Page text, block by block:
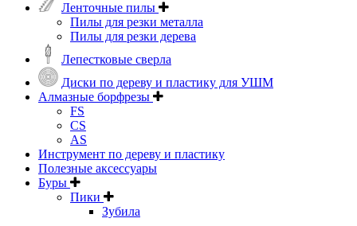
Ленточные пилы
Пилы для резки металла
Пилы для резки дерева
Лепестковые сверла
Диски по дереву и пластику для УШМ
Алмазные борфрезы
FS
CS
AS
Инструмент по дереву и пластику
Полезные аксессуары
Буры
Пики
Зубила